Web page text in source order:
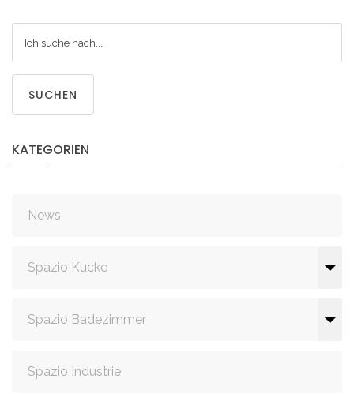
SUCHEN
KATEGORIEN
News
Spazio Kucke
Spazio Badezimmer
Spazio Industrie